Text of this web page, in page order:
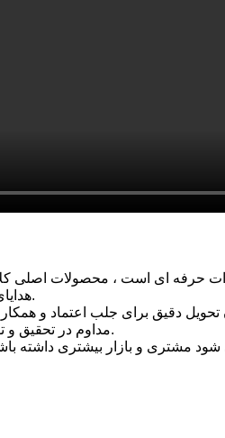
هدایای تبلیغاتی است. تمام محصولات به اروپا و آمریكا و به سراسر جهان صادر می شود.
دقیق برای جلب اعتماد و
مداوم در تحقیق و توسعه محصولات جدید ، تقویت و بهبود فرآیند تولید و سیستم مدیریت تلاش می کند.